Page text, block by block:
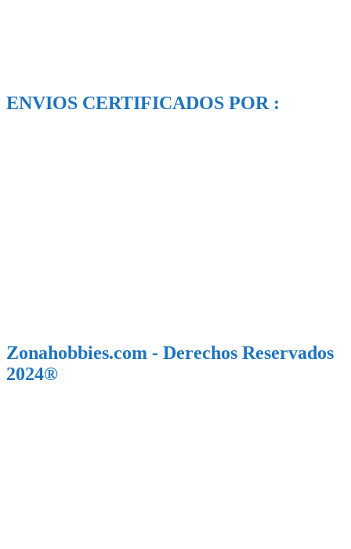
ENVIOS CERTIFICADOS POR :
Zonahobbies.com - Derechos Reservados
2024®